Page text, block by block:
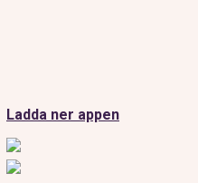
Ladda ner appen